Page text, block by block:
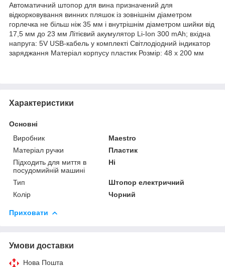
Автоматичний штопор для вина призначений для
відкорковування винних пляшок із зовнішнім діаметром
горлечка не більш ніж 35 мм і внутрішнім діаметром шийки від
17,5 мм до 23 мм Літієвий акумулятор Li-Ion 300 mAh; вхідна
напруга: 5V USB-кабель у комплекті Світлодіодний індикатор
заряджання Матеріал корпусу пластик Розмір: 48 х 200 мм
Характеристики
Основні
Виробник
Maestro
Матеріал ручки
Пластик
Підходить для миття в
посудомийній машині
Ні
Тип
Штопор електричний
Колір
Чорний
Приховати
Умови доставки
Нова Пошта